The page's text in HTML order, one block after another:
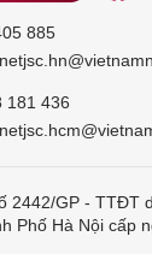
885
181 436
2442/GP - TTĐT
Phố Hà Nội cấp